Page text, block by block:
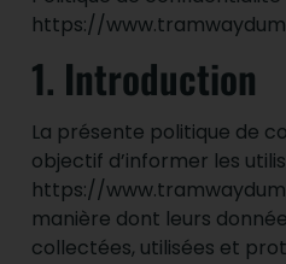
https://
1. Introduction
La présente politique de
objectif d’informer les
https://
manière dont leurs
collectées, utilisées et